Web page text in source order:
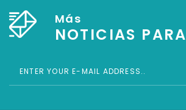
Más
NOTICIAS